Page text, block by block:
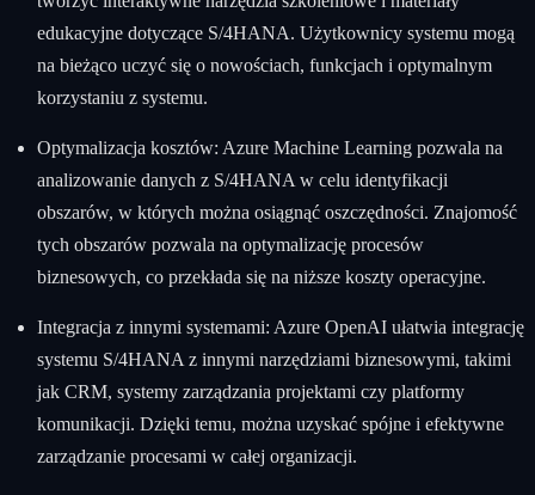
edukacyjne dotyczące S/4HANA. Użytkownicy systemu mogą
na bieżąco uczyć się o nowościach, funkcjach i optymalnym
korzystaniu z systemu.
Optymalizacja kosztów: Azure Machine Learning pozwala na
analizowanie danych z S/4HANA w celu identyfikacji
obszarów, w których można osiągnąć oszczędności. Znajomość
tych obszarów pozwala na optymalizację procesów
biznesowych, co przekłada się na niższe koszty operacyjne.
Integracja z innymi systemami: Azure OpenAI ułatwia integrację
systemu S/4HANA z innymi narzędziami biznesowymi, takimi
jak CRM, systemy zarządzania projektami czy platformy
komunikacji. Dzięki temu, można uzyskać spójne i efektywne
zarządzanie procesami w całej organizacji.